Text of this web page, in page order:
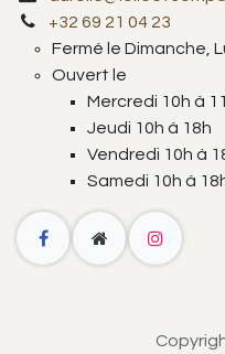
+32 69 21 04 23
Fermé le Dimanche,
Ouvert le
Mercredi 10h à
Jeudi 10h à 18h
Vendredi 10h à
Samedi 10h à